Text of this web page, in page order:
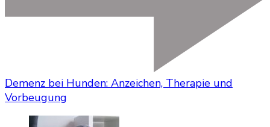
Demenz bei Hunden: Anzeichen, Therapie und
Vorbeugung